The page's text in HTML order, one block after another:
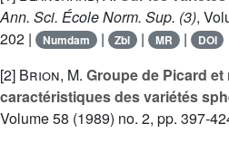
Ann. Sci. École Norm. Sup. (3),
202 |
Numdam | Zbl | MR | DOI
[2] Brion, M. Groupe de Picard
caractéristiques des variétés
Volume 58 (1989) no. 2, pp. 397-